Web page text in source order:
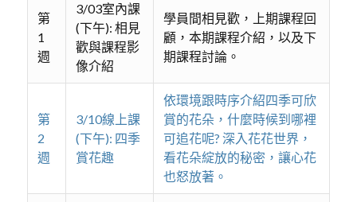
第
1
週
3/03室內課
(下午): 相見
歡與課程影
像介紹
學員間相見歡，上期課程回
顧，本期課程介紹，以及下
期課程討論。
第
2
週
3/10線上課
(下午): 四季
賞花趣
依環境跟時序介紹四季可欣
賞的花朵，什麼時候到哪裡
可追花呢? 深入花花世界，
看花朵綻放的秘密，讓心花
也怒放著。